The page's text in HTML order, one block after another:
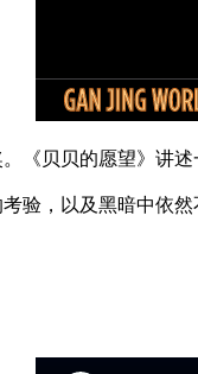
《贝贝的愿望》讲
验，以及黑暗中